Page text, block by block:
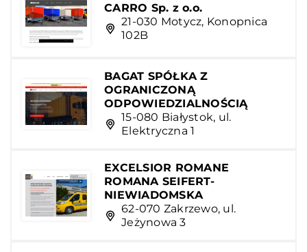
CARRO Sp. z o.o.
21-030 Motycz, Konopnica
102B
BAGAT SPÓŁKA Z
OGRANICZONĄ
ODPOWIEDZIALNOŚCIĄ
15-080 Białystok, ul.
Elektryczna 1
EXCELSIOR ROMANE
ROMANA SEIFERT-
NIEWIADOMSKA
62-070 Zakrzewo, ul.
Jeżynowa 3